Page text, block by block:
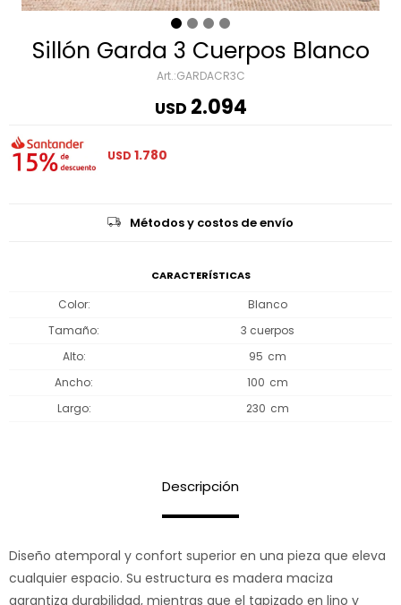
Sillón Garda 3 Cuerpos Blanco
GARDACR3C
USD 2.094
USD 1.780
Métodos y costos de envío
CARACTERÍSTICAS
Color
Blanco
Tamaño
3 cuerpos
Alto
95
Ancho
100
Largo
230
Descripción
Diseño atemporal y confort superior en una pieza que eleva
cualquier espacio. Su estructura es madera maciza
garantiza durabilidad, mientras que el tapizado en lino y